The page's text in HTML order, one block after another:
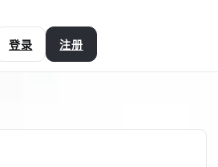
登录 注册